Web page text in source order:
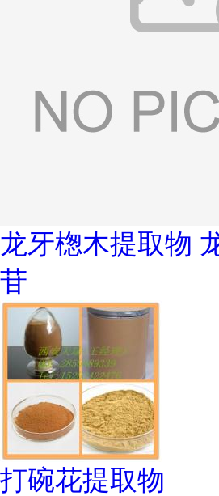
龙牙楤木提取物
苷
打碗花提取物